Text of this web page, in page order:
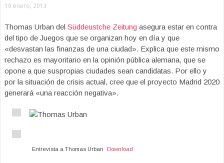
10 enero, 2013
Thomas Urban del Süddeustche Zeitung asegura estar en contra
del tipo de Juegos que se organizan hoy en día y que
«desvastan las finanzas de una ciudad». Explica que este mismo
rechazo es mayoritario en la opinión pública alemana, que se
opone a que suspropias ciudades sean candidatas. Por ello y
por la situación de crisis actual, cree que el proyecto Madrid 2020
generará «una reacción negativa».
Entrevista a Thomas Urban Download